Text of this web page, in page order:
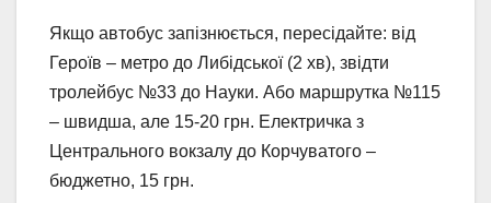
Якщо автобус запізнюється, пересідайте: від
Героїв – метро до Либідської (2 хв), звідти
тролейбус №33 до Науки. Або маршрутка №115
– швидша, але 15-20 грн. Електричка з
Центрального вокзалу до Корчуватого –
бюджетно, 15 грн.